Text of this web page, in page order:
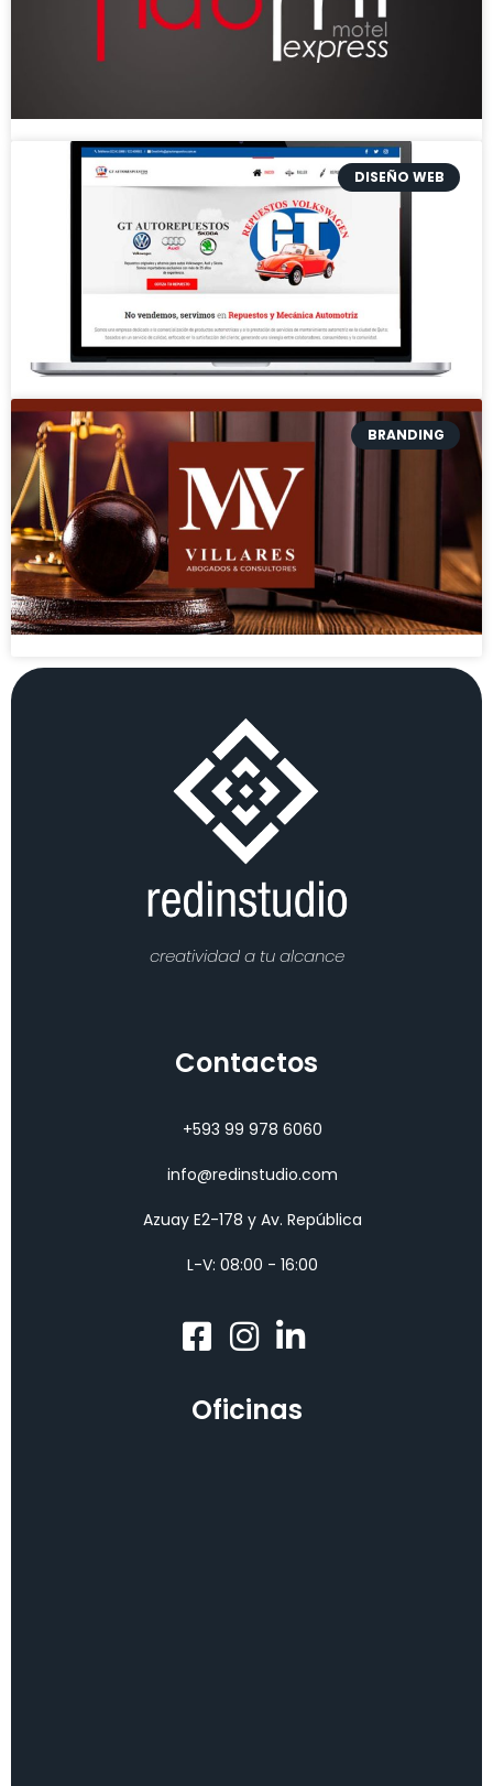
DISEÑO WEB
BRANDING
creatividad a tu alcance
Contactos
+593 99 978 6060
info@redinstudio.com
Azuay E2-178 y Av. República
L-V: 08:00 - 16:00
Oficinas